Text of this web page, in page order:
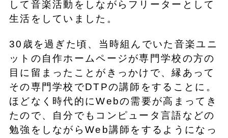
して音楽活動をしながらフリーターとして
生活をしていました。
30歳を過ぎた頃、当時組んでいた音楽ユニ
ットの自作ホームページが専門学校の方の
目に留まったことがきっかけで、縁あって
その専門学校でDTPの講師をすることに。
ほどなく時代的にWebの需要が高まってき
たので、自分でもコンピュータ言語などの
勉強をしながらWeb講師をするようになっ